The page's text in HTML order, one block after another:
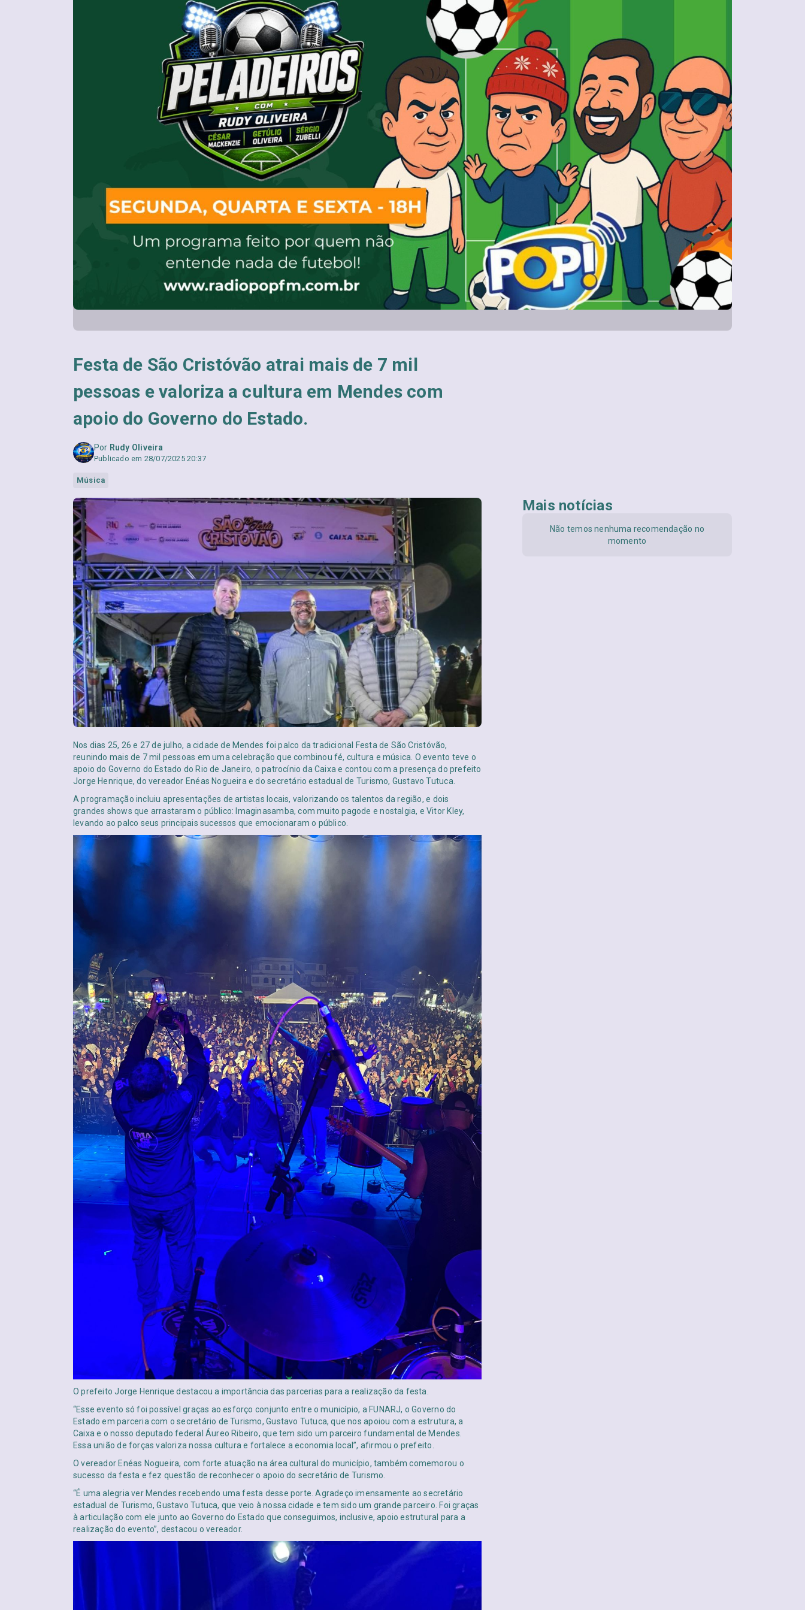
Festa de São Cristóvão atrai mais de 7 mil
pessoas e valoriza a cultura em Mendes com
apoio do Governo do Estado.
Por Rudy Oliveira
Publicado em 28/07/2025 20:37
Música
Nos dias 25, 26 e 27 de julho, a cidade de Mendes foi palco da tradicional Festa de São Cristóvão,
reunindo mais de 7 mil pessoas em uma celebração que combinou fé, cultura e música. O evento teve o
apoio do Governo do Estado do Rio de Janeiro, o patrocínio da Caixa e contou com a presença do prefeito
Jorge Henrique, do vereador Enéas Nogueira e do secretário estadual de Turismo, Gustavo Tutuca.
A programação incluiu apresentações de artistas locais, valorizando os talentos da região, e dois
grandes shows que arrastaram o público: Imaginasamba, com muito pagode e nostalgia, e Vitor Kley,
levando ao palco seus principais sucessos que emocionaram o público.
O prefeito Jorge Henrique destacou a importância das parcerias para a realização da festa.
“Esse evento só foi possível graças ao esforço conjunto entre o município, a FUNARJ, o Governo do
Estado em parceria com o secretário de Turismo, Gustavo Tutuca, que nos apoiou com a estrutura, a
Caixa e o nosso deputado federal Áureo Ribeiro, que tem sido um parceiro fundamental de Mendes.
Essa união de forças valoriza nossa cultura e fortalece a economia local”, afirmou o prefeito.
O vereador Enéas Nogueira, com forte atuação na área cultural do município, também comemorou o
sucesso da festa e fez questão de reconhecer o apoio do secretário de Turismo.
“É uma alegria ver Mendes recebendo uma festa desse porte. Agradeço imensamente ao secretário
estadual de Turismo, Gustavo Tutuca, que veio à nossa cidade e tem sido um grande parceiro. Foi graças
à articulação com ele junto ao Governo do Estado que conseguimos, inclusive, apoio estrutural para a
realização do evento”, destacou o vereador.
Mais notícias
Não temos nenhuma recomendação no
momento